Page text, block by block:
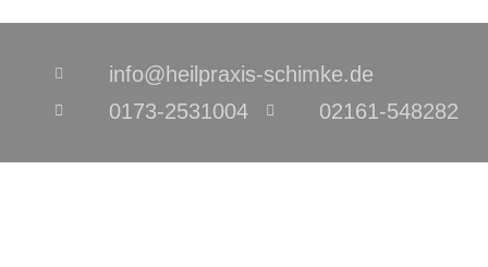
info@heilpraxis-schimke.de
0173-2531004
02161-548282